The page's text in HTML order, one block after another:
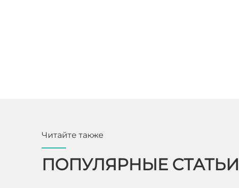
Читайте также
ПОПУЛЯРНЫЕ СТАТЬИ